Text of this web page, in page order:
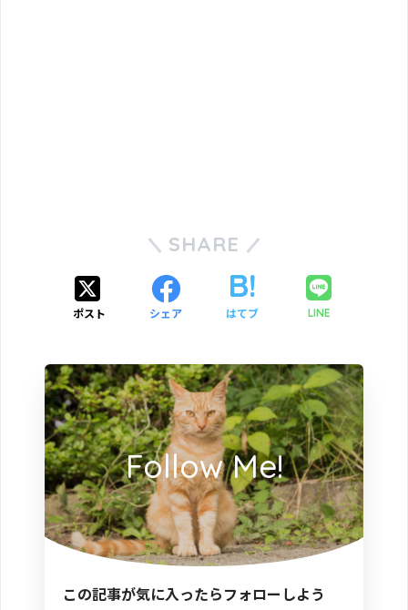
SHARE
ポスト シェア はてブ LINE
Follow Me!
この記事が気に入ったらフォローしよう